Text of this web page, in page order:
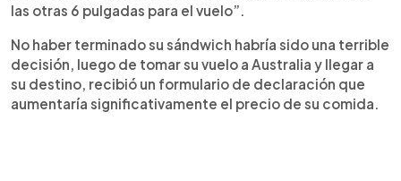
las otras 6 pulgadas para el vuelo”.
No haber terminado su sándwich habría sido una terrible
decisión, luego de tomar su vuelo a Australia y llegar a
su destino, recibió un formulario de declaración que
aumentaría significativamente el precio de su comida.